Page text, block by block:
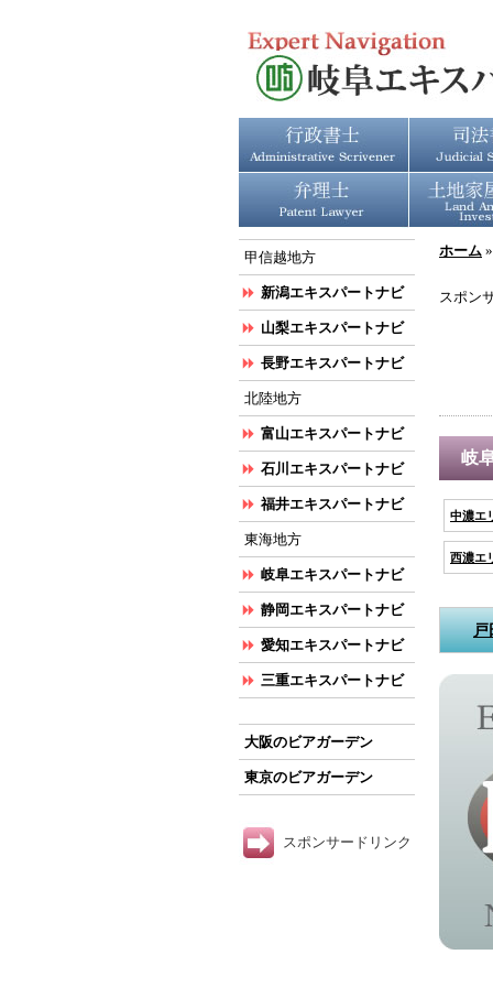
ホーム
スポン
岐
中濃エ
西濃エ
戸
甲信越地方
新潟エキスパートナビ
山梨エキスパートナビ
長野エキスパートナビ
北陸地方
富山エキスパートナビ
石川エキスパートナビ
福井エキスパートナビ
東海地方
岐阜エキスパートナビ
静岡エキスパートナビ
愛知エキスパートナビ
三重エキスパートナビ
大阪のビアガーデン
東京のビアガーデン
スポンサードリンク